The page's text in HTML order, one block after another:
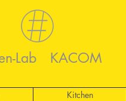
Lab KACOM
Kitchen